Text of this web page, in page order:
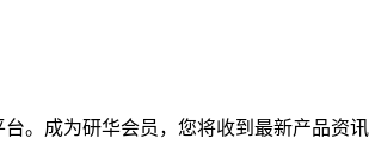
。成为研华会员，您将收到最新产品资